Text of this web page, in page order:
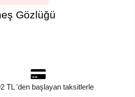
Gözlüğü
TL 'den başlayan taksitlerle